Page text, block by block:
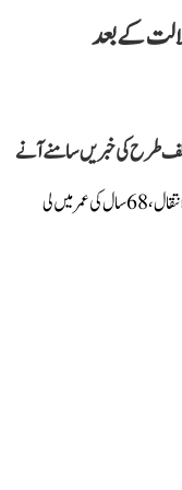
کے بعد
طرح کی خبریں سامنے آنے